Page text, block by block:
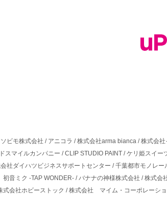
ビモ株式会社 / アニコラ /株式会社arma bianca/株式会社
スマイルカンパニー /CLIP STUDIO PAINT /ケリ姫スイー
社ダイハツビジネスサポートセンター /千葉都市モノレー
初音ミク -TAP WONDER-/バナナの神様株式会社 /株式会
式会社ホビーストック /株式会社 マイム・コーポレーシ